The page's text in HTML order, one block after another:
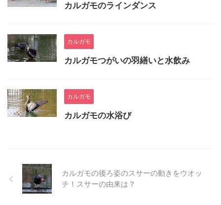
カルガモのラインダンス
カルガモ
カルガモつがいの羽繕いと水飲み
カルガモ
カルガモの水浴び
カルガモの後ろ姿のスサーの動きをウオッ
チ！スサーの由来は？